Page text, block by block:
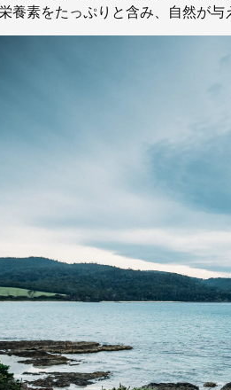
養素をたっぷりと含み、自然が与